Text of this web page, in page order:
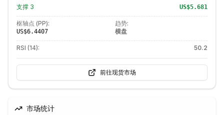
支撑 3 US$5.681
枢轴点 (PP):
US$6.4407
趋势:
横盘
RSI (14): 50.2
前往现货市场
市场统计